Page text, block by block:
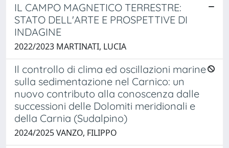
IL CAMPO MAGNETICO TERRESTRE:
STATO DELL'ARTE E PROSPETTIVE DI
INDAGINE
2022/2023 MARTINATI, LUCIA
Il controllo di clima ed oscillazioni marine
sulla sedimentazione nel Carnico: un
nuovo contributo alla conoscenza dalle
successioni delle Dolomiti meridionali e
della Carnia (Sudalpino)
2024/2025 VANZO, FILIPPO